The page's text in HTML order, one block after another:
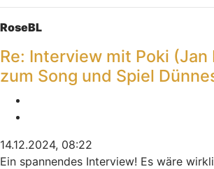
RoseBL
Re: Interview mit Poki (Jan
zum Song und Spiel
14.12.2024, 08:22
Ein spannendes Interview! Es wäre